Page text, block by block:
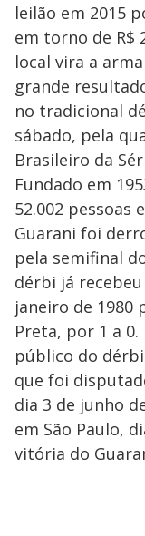
leilão em 2015
em torno de R$
local vira a
grande
no tradicional
sábado, pela
Brasileiro da
Fundado em
52.002 pessoas
Guarani foi
pela semifinal
dérbi já
janeiro de 1980
Preta, por 1 a
público do
que foi
dia 3 de junho
em São Paulo,
vitória do